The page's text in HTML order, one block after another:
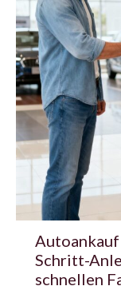
Schritt-
schnellen